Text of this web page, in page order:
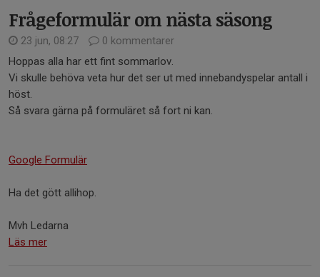
Frågeformulär om nästa säsong
23 jun, 08:27
0 kommentarer
Hoppas alla har ett fint sommarlov.
Vi skulle behöva veta hur det ser ut med innebandyspelar antall i
höst.
Så svara gärna på formuläret så fort ni kan.
Google Formulär
Ha det gött allihop.
Mvh Ledarna
Läs mer